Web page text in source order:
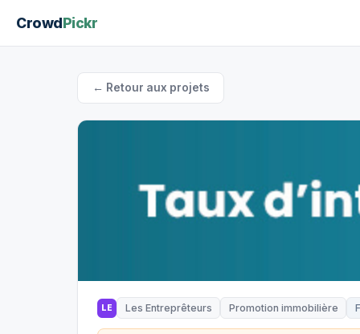
CrowdPickr
← Retour aux projets
LE Les Entreprêteurs Promotion immobilière